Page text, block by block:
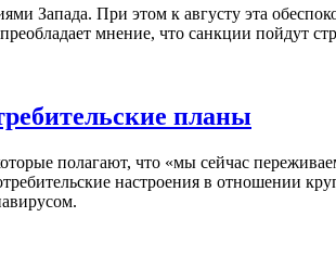
Запада. При этом к августу эта
мнение, что санкции пойдут
планы
полагают, что «мы сейчас
настроения в отношении